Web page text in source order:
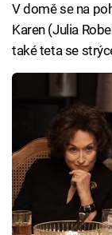
V domě se na
Karen (Julia
také teta se